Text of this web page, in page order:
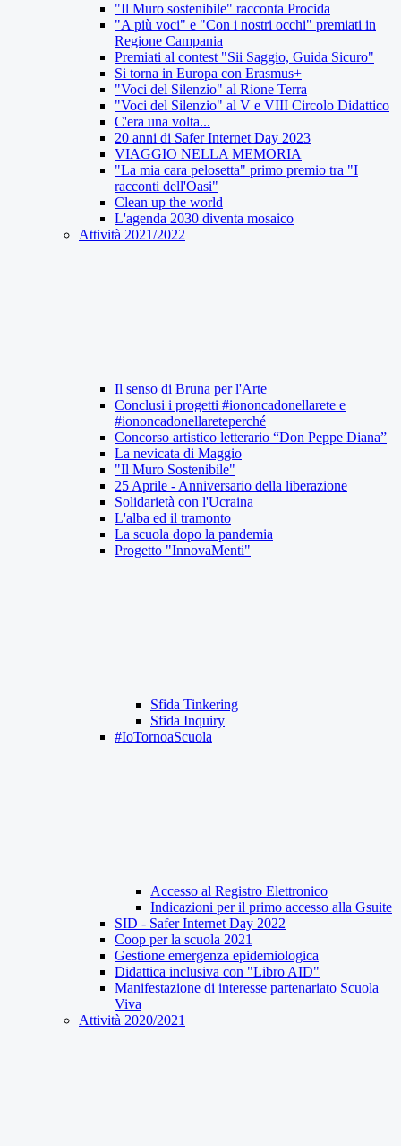
"Il Muro sostenibile" racconta Procida
"A più voci" e "Con i nostri occhi" premiati in
Regione Campania
Premiati al contest "Sii Saggio, Guida Sicuro"
Si torna in Europa con Erasmus+
"Voci del Silenzio" al Rione Terra
"Voci del Silenzio" al V e VIII Circolo Didattico
C'era una volta...
20 anni di Safer Internet Day 2023
VIAGGIO NELLA MEMORIA
"La mia cara pelosetta" primo premio tra "I
racconti dell'Oasi"
Clean up the world
L'agenda 2030 diventa mosaico
Attività 2021/2022
Il senso di Bruna per l'Arte
Conclusi i progetti #iononcadonellarete e
#iononcadonellareteperché
Concorso artistico letterario “Don Peppe Diana”
La nevicata di Maggio
"Il Muro Sostenibile"
25 Aprile - Anniversario della liberazione
Solidarietà con l'Ucraina
L'alba ed il tramonto
La scuola dopo la pandemia
Progetto "InnovaMenti"
Sfida Tinkering
Sfida Inquiry
#IoTornoaScuola
Accesso al Registro Elettronico
Indicazioni per il primo accesso alla Gsuite
SID - Safer Internet Day 2022
Coop per la scuola 2021
Gestione emergenza epidemiologica
Didattica inclusiva con "Libro AID"
Manifestazione di interesse partenariato Scuola
Viva
Attività 2020/2021